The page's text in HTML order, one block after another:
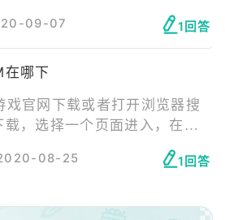
登录界面选择谷歌登录即可
09-07 1回答
在哪下
戏官网下载或者打开浏览器搜
，选择一个页面进入，在页
下载所需要的安装包即可。
在手机里自带的各种安卓应用
法，也比较方便。
08-25 1回答